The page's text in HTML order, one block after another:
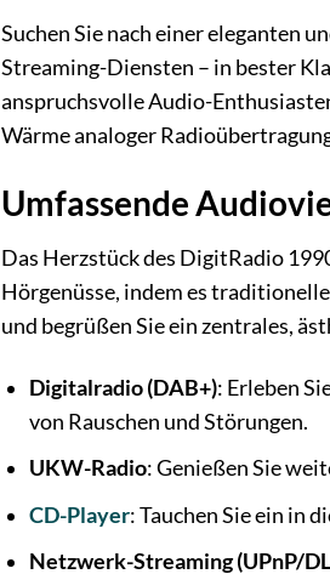
Suchen Sie nach einer eleganten
Streaming-Diensten – in bester
anspruchsvolle Audio-
Wärme analoger
Umfassende
Das Herzstück des DigitRadio
Hörgenüsse, indem es
und begrüßen Sie ein zentrales,
Digitalradio (DAB+): Erleben
von Rauschen und Störungen.
UKW-Radio: Genießen Sie
CD-Player: Tauchen Sie ein in
Netzwerk-Streaming (UPnP/